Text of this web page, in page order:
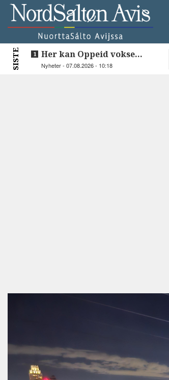
SISTE
Her kan Oppeid vokse
videre
Nyheter - 07.08.2026 - 10:18